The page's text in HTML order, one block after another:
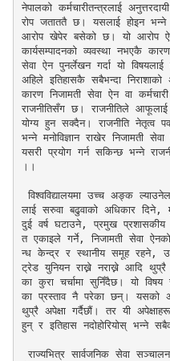
नेपालको कर्मचारीतन्त्रलाई
रोप जताततै छ। यसलाई होइन
आरोप खेपेर बसेको छ। यो आरोप
कार्यसम्पादनको व्यवस्था नभएकै
सेवा ऐन पुनर्लेखन गर्दा यो विषयलाई
अहिले इतिहासकै सबैभन्दा निराशाको
कारण निजामती सेवा ऐन वा
राजनीतिसँग छ। राजनीतिले आफूलाई
योग्य हुन सक्दैन। राजनीति नेतृत्व
भन्ने मनोविज्ञान राखेर निजामती
यसरी प्रयोग गर्न सकिन्छ भन्ने
।।
लाई सरुवा बढुवाको अधिकार
दुई वर्ष घटाउने, प्रमुख
त एकाइले गर्ने, निजामती सेवा
न्ध केन्द्र र स्थानीय समूह रहने,
ट्रेड युनियन राख्ने नराख्ने आदि
का कुरा चर्चामा सुनिँदैछ। यो
का प्रस्ताव नै परेका छन्। यसको
थुप्रै अपेक्षा गर्दैछौं। तर यी
हुन् र इतिहास नदोहोरियोस् भन्ने